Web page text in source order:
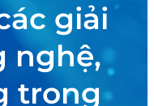
giải
nghệ,
trong